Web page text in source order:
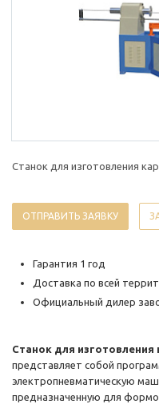
Станок для изготовления
ОТПРАВИТЬ ЗАЯВКУ
Гарантия 1 год
Доставка по всей
Официальный дилер
Станок для изготовления
представляет собой
электропневматическую
предназначенную для